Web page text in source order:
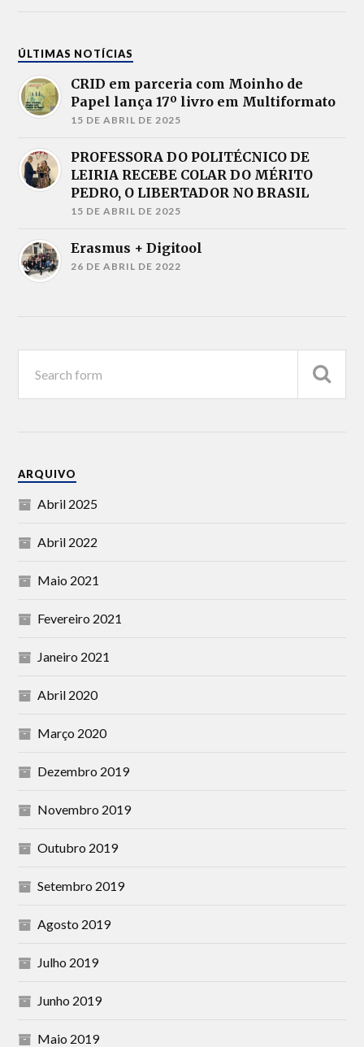
ÚLTIMAS NOTÍCIAS
CRID em parceria com Moinho de
Papel lança 17º livro em Multiformato
15 DE ABRIL DE 2025
PROFESSORA DO POLITÉCNICO DE
LEIRIA RECEBE COLAR DO MÉRITO
PEDRO, O LIBERTADOR NO BRASIL
15 DE ABRIL DE 2025
Erasmus + Digitool
26 DE ABRIL DE 2022
ARQUIVO
Abril 2025
Abril 2022
Maio 2021
Fevereiro 2021
Janeiro 2021
Abril 2020
Março 2020
Dezembro 2019
Novembro 2019
Outubro 2019
Setembro 2019
Agosto 2019
Julho 2019
Junho 2019
Maio 2019